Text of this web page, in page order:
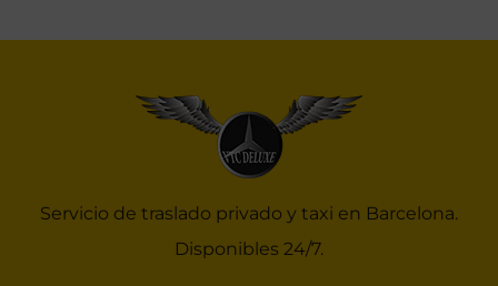
Servicio de traslado privado y taxi en Barcelona.
Disponibles 24/7.